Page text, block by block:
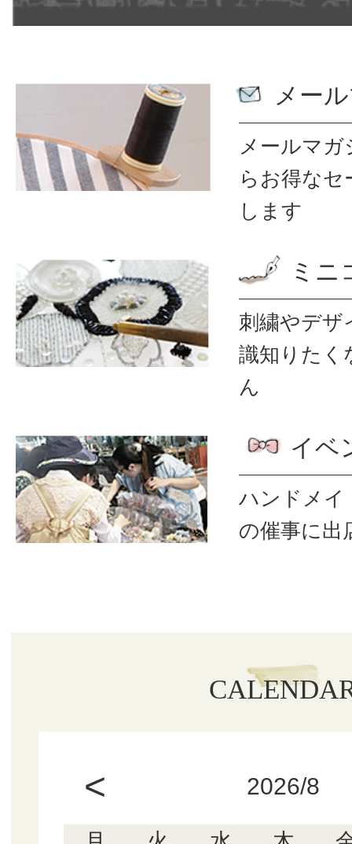
メー
メールマ
ら お得なセ
します
ミニ
刺繍やデザ
識知りたく
ん
イベ
ハンドメイ
の催事に出
< 2026/8